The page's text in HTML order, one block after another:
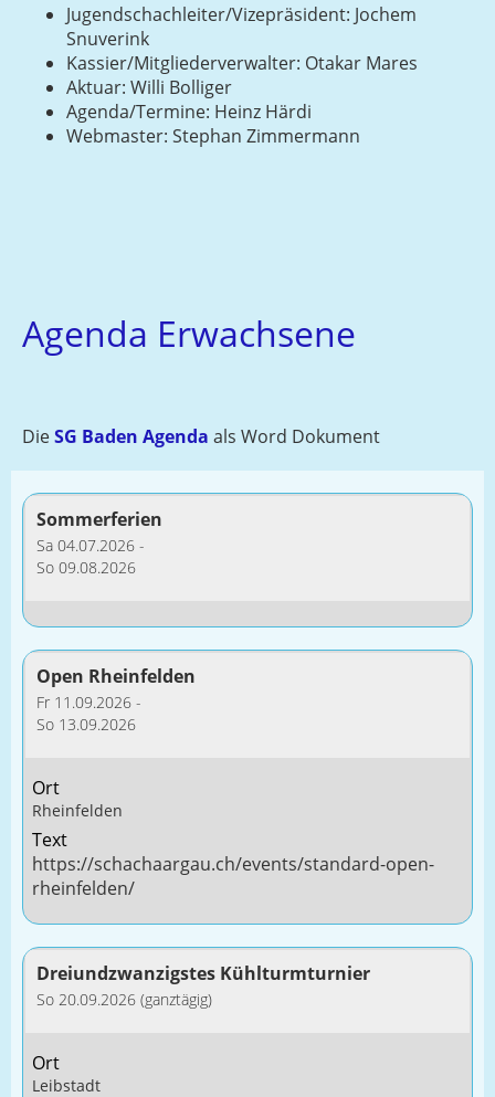
Jugendschachleiter/Vizepräsident: Jochem
Snuverink
Kassier/Mitgliederverwalter: Otakar Mares
Aktuar: Willi Bolliger
Agenda/Termine: Heinz Härdi
Webmaster: Stephan Zimmermann
Agenda Erwachsene
DieSG Baden Agenda als Word Dokument
Sommerferien
Sa 04.07.2026 -
So 09.08.2026
Open Rheinfelden
Fr 11.09.2026 -
So 13.09.2026
Ort
Rheinfelden
Text
https://schachaargau.ch/events/standard-open-
rheinfelden/
Dreiundzwanzigstes Kühlturmturnier
So 20.09.2026 (ganztägig)
Ort
Leibstadt